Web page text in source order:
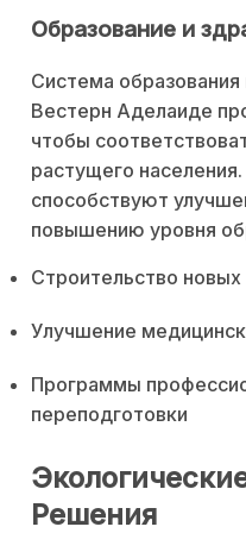
Образование и
Система образования
Вестерн Аделаиде
чтобы
растущего
способствуют
повышению уровня
Строительство
Улучшение
Программы
переподготовки
Решения